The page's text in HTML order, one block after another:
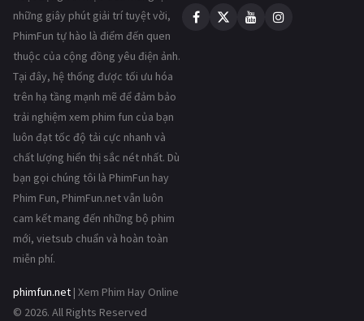
những giây phút giải trí tuyệt vời,
PhimFun tự hào là điểm đến quen
thuộc của cộng đồng yêu điện ảnh.
Tại đây, hệ thống được tối ưu hóa
trên hạ tầng mạnh mẽ để đảm bảo
trải nghiệm xem phim fun của bạn
luôn đạt tốc độ tải cực nhanh và
chất lượng hiển thị sắc nét nhất. Dù
bạn gọi chúng tôi là PhimFun hay
Phim Fun, PhimFun.net vẫn luôn
cam kết mang đến những bộ phim
mới, vietsub chuẩn và hoàn toàn
miễn phí.
phimfun.net | Xem Phim Hay Online
© 2026. All Rights Reserved